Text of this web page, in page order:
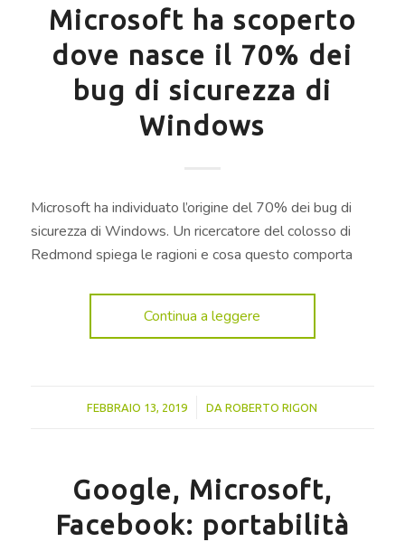
Microsoft ha scoperto
dove nasce il 70% dei
bug di sicurezza di
Windows
Microsoft ha individuato l’origine del 70% dei bug di
sicurezza di Windows. Un ricercatore del colosso di
Redmond spiega le ragioni e cosa questo comporta
Continua a leggere
FEBBRAIO 13, 2019
/ DAROBERTO RIGON
Google, Microsoft,
Facebook: portabilità